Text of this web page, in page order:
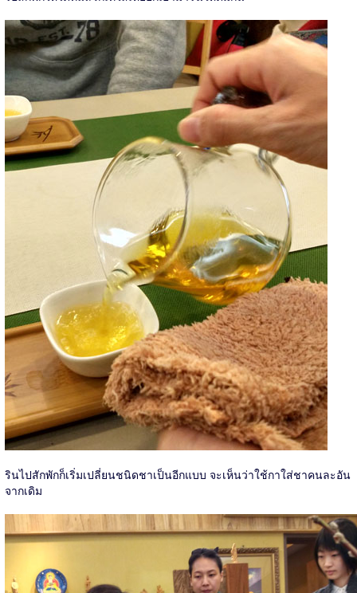
รินไปสักพักก็เริ่มเปลี่ยนชนิดชาเป็นอีกแบบ จะเห็นว่าใช้กาใส่ชาคนละอัน
จากเดิม